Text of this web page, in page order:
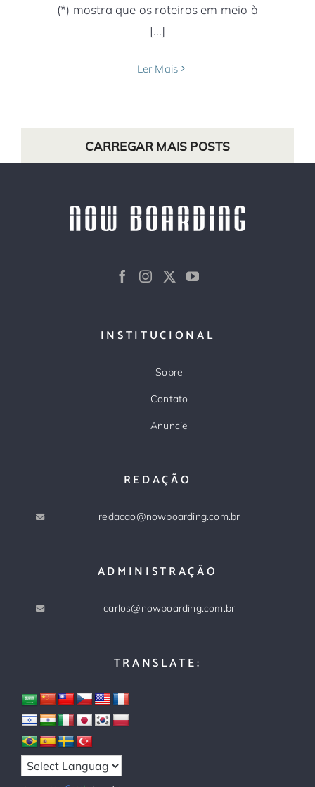
(*) mostra que os roteiros em meio à
[...]
Ler Mais
CARREGAR MAIS POSTS
INSTITUCIONAL
Sobre
Contato
Anuncie
REDAÇÃO
redacao@nowboarding.com.br
ADMINISTRAÇÃO
carlos@nowboarding.com.br
TRANSLATE: